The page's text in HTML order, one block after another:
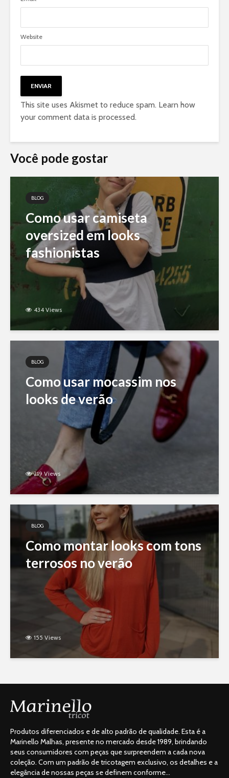
Website
This site uses Akismet to reduce spam. Learn how
your comment data is processed.
Você pode gostar
BLOG
Como usar camiseta
oversized em looks
fashionistas
434 Views
BLOG
Como usar mocassim nos
looks de verão
219 Views
BLOG
Como montar looks com tons
terrosos no verão
155 Views
Produtos diferenciados e de alto padrão de qualidade. Esta é a
Marinello Malhas, presente no mercado desde 1989, brindando
seus consumidores com peças que surpreendem a cada nova
coleção. Com um padrão de tricotagem exclusivo, os detalhes e a
elegância de nossas peças se definem conforme...